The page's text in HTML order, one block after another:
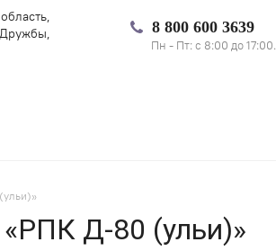
8 800 600 3639
Пн - Пт: с 8:00 до 17:00.
Дружбы,
Д-80 (ульи)»